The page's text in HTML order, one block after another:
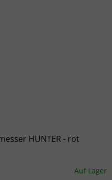
HUNTER - rot
Auf Lager